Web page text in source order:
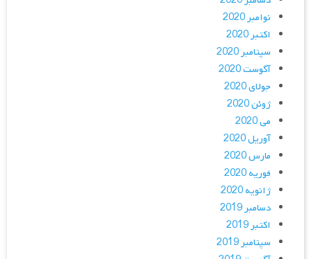
نوامبر 2020
اکتبر 2020
سپتامبر 2020
آگوست 2020
جولای 2020
ژوئن 2020
می 2020
آوریل 2020
مارس 2020
فوریه 2020
ژانویه 2020
دسامبر 2019
اکتبر 2019
سپتامبر 2019